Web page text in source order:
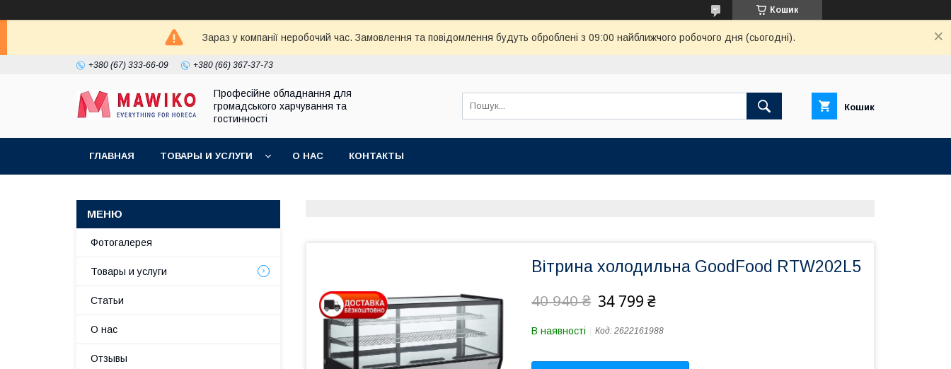
Кошик
Зараз у компанії неробочий час. Замовлення та повідомлення будуть оброблені з 09:00 найближчого робочого дня (сьогодні).
+380 (67) 333-66-09 +380 (66) 367-37-73
Професійне обладнання для
громадського харчування та
гостинності
Кошик
ГЛАВНАЯ ТОВАРЫ И УСЛУГИ О НАС КОНТАКТЫ
Вітрина холодильна GoodFood RTW202L5
40 940 ₴ 34 799 ₴
В наявності Код: 2622161988
Фотогалерея
Товары и услуги
Статьи
О нас
Отзывы